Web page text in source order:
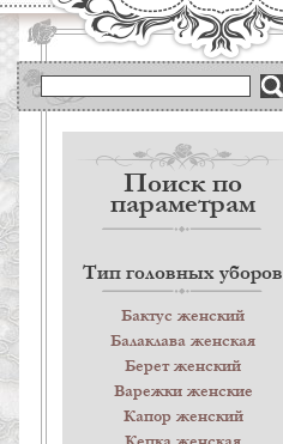
Поиск по
параметрам
Тип головных уборов
Бактус женский
Балаклава женская
Берет женский
Варежки женские
Капор женский